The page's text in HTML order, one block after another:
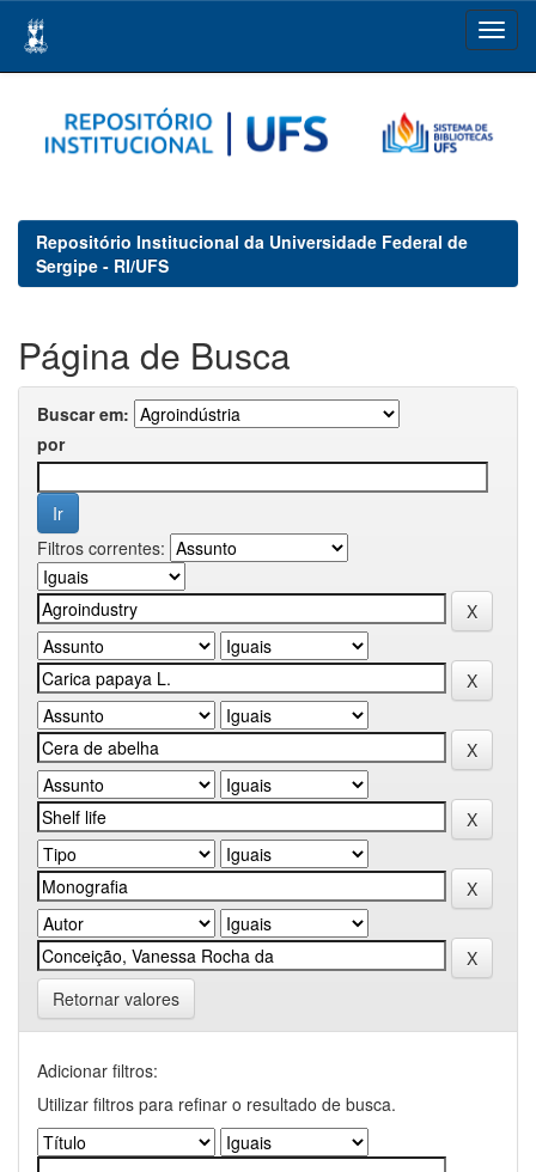
navigation
Repositório Institucional da Universidade Federal de
Sergipe - RI/UFS
Página de Busca
Buscar em:
por
Filtros correntes:
Retornar valores
Adicionar filtros:
Utilizar filtros para refinar o resultado de busca.